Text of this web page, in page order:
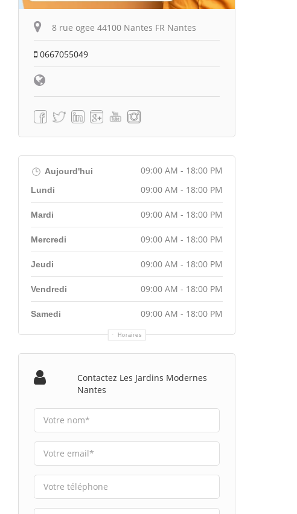
8 rue ogee 44100 Nantes FR Nantes
0667055049
Aujourd'hui 09:00 AM - 18:00 PM
Horaires
Lundi 09:00 AM - 18:00 PM
Mardi 09:00 AM - 18:00 PM
Mercredi 09:00 AM - 18:00 PM
Jeudi 09:00 AM - 18:00 PM
Vendredi 09:00 AM - 18:00 PM
Samedi 09:00 AM - 18:00 PM
Contactez Les Jardins Modernes
Nantes